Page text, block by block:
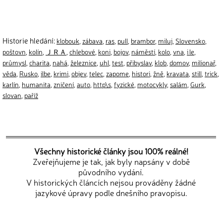
Historie hledání: klobouk zábava ras pull brambor, miluj Slovensko
poštovn kolín ＪＲＡ chlebové koni bojov, náměstí kolo vna i le
průmysl charita nahá železnice uhl test přibyslav, klob domov, milionař,
věda Rusko ilbe krimi objev, telec zapome histori žně kravata still trick
karlín humanita zničení auto http\s fyzické motocykly, salám Gurk
slovan paříž
Všechny historické články jsou 100% reálné!
Zveřejňujeme je tak, jak byly napsány v době
původního vydání.
V historických článcích nejsou prováděny žádné
jazykové úpravy podle dnešního pravopisu.